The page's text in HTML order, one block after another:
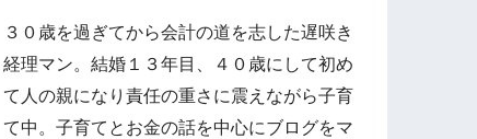
３０歳を過ぎてから会計の道を志した遅咲き
経理マン。結婚１３年目、４０歳にして初め
て人の親になり責任の重さに震えながら子育
て中。子育てとお金の話を中心にブログをマ